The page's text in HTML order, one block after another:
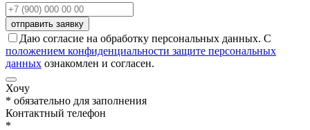
Даю согласие на обработку персональных данных. С
положением конфиденциальности защите персональных
данных ознакомлен и согласен.
Хочу
* обязательно для заполнения
Контактный телефон
*